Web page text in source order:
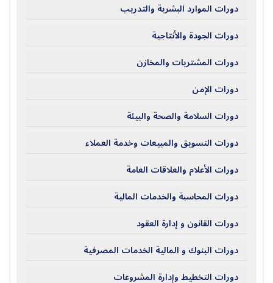
دورات الموارد البشرية والتدريب
دورات الجودة والأنتاجية
دورات المشتريات والمخازن
دورات الإمن
دورات السلامة والصحة والبيئة
دورات التسويق والمبيعات وخدمة العملاء
دورات الأعلام والعلاقات العامة
دورات المحاسبة والخدمات المالية
دورات القانون و إدارة العقود
دورات البنوك و المالية الخدمات المصرفية
دورات التخطيط وإدارة المشروعات